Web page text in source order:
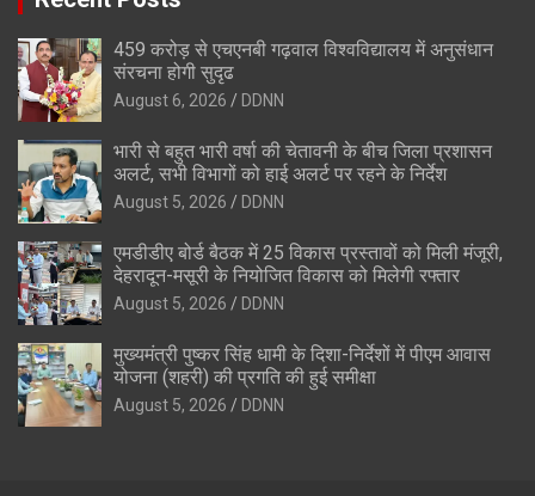
459 करोड़ से एचएनबी गढ़वाल विश्वविद्यालय में अनुसंधान
संरचना होगी सुदृढ
August 6, 2026 DDNN
भारी से बहुत भारी वर्षा की चेतावनी के बीच जिला प्रशासन
अलर्ट, सभी विभागों को हाई अलर्ट पर रहने के निर्देश
August 5, 2026 DDNN
एमडीडीए बोर्ड बैठक में 25 विकास प्रस्तावों को मिली मंजूरी,
देहरादून-मसूरी के नियोजित विकास को मिलेगी रफ्तार
August 5, 2026 DDNN
मुख्यमंत्री पुष्कर सिंह धामी के दिशा-निर्देशों में पीएम आवास
योजना (शहरी) की प्रगति की हुई समीक्षा
August 5, 2026 DDNN